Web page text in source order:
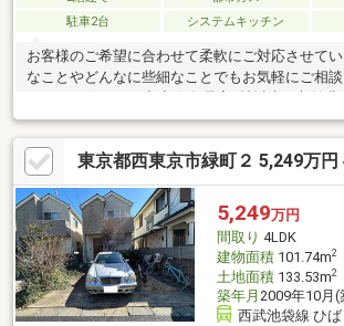
駐車2台
システムキッチン
お客様のご希望に合わせて柔軟にご対応させて
なことやどんなに些細なことでもお気軽にご相
年間の安心保証付き◎☆スーパーやコンビニな
にあり充実な生活環境！◆安心のアフターサー
ービスもしっかり。困ったときにはいつでもご相
くのお客様より好評をいただいております！口
い！【ダイワ住販株式会社】おかげさまで創業
着」の不動産屋さんです。資料請求や住宅ロー
歓迎です。お気軽にご相談ください♪
東京都西東京市緑町２ 5,249万円
5,249万円
間取り 4LDK
建物面積101.74m2
土地面積133.53m2
築年月 2009年10月
西武池袋線 ひ